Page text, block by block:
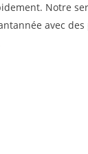
Notre
avec